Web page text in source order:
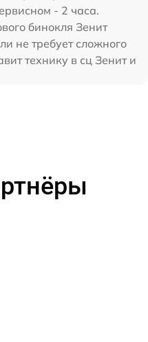
- 2 часа.
бинокля Зенит
не требует сложного
технику в сц Зенит и